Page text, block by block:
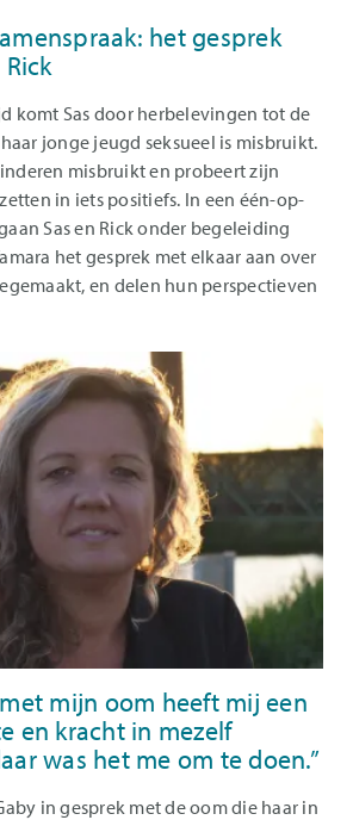
het gesprek
komt Sas door herbelevingen tot de
jonge jeugd seksueel is misbruikt.
misbruikt en probeert zijn
in iets positiefs. In een één-op-
Sas en Rick onder begeleiding
het gesprek met elkaar aan over
en delen hun perspectieven
mijn oom heeft mij een
en kracht in mezelf
was het me om te doen.”
in gesprek met de oom die haar in